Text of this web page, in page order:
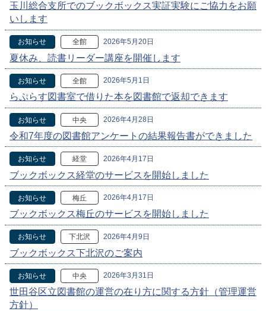
玉川総合支所でのブックボックス実証実験にご協力をお願
いします
お知らせ 全館 2026年5月20日
夏休み、読書リーダー講座を開催します
お知らせ 全館 2026年5月1日
らぷらす図書室で借りた本を図書館で返却できます
お知らせ 中央 2026年4月28日
令和7年度の図書館アンケートの結果報告書ができました
お知らせ 経堂 2026年4月17日
ブックボックス経堂のサービスを開始しました
お知らせ 梅丘 2026年4月17日
ブックボックス梅丘のサービスを開始しました
お知らせ 下北沢 2026年4月9日
ブックボックス下北沢のご案内
お知らせ 中央 2026年3月31日
世田谷区立図書館の運営の在り方に関する方針（管理運営
方針）